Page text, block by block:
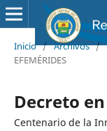
Inicio / Archivos /
EFEMÉRIDES
Decreto
Centenario de la